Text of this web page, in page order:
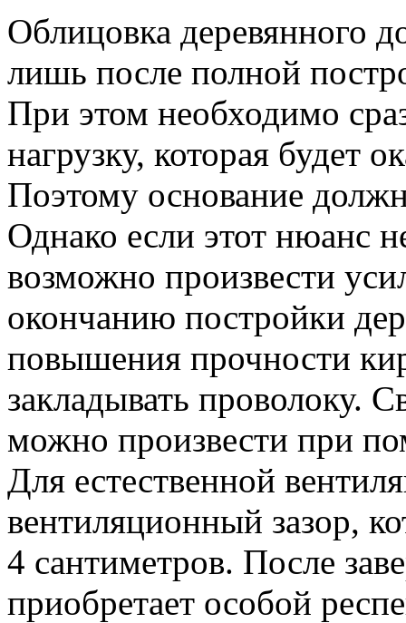
Облицовка деревянного
лишь после полной
При этом необходимо
нагрузку, которая будет
Поэтому основание
Однако если этот нюанс
возможно произвести
окончанию постройки
повышения прочности
закладывать проволоку.
можно произвести при
Для естественной
вентиляционный зазор,
4 сантиметров. После
приобретает особой